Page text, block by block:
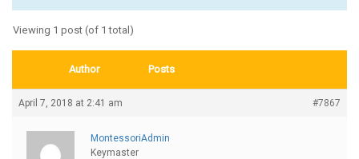
Viewing 1 post (of 1 total)
Author Posts
April 7, 2018 at 2:41 am #7867
MontessoriAdmin
Keymaster